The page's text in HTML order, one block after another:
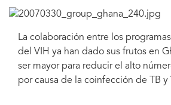
La colaboración entre los
del VIH ya han dado sus frutos en
ser mayor para reducir el alto
por causa de la coinfección de TB y